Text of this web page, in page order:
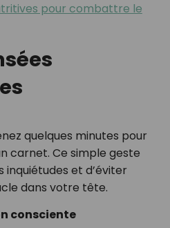
pour combattre le
quelques minutes pour
carnet. Ce simple geste
inquiétudes et d’éviter
dans votre tête.
consciente